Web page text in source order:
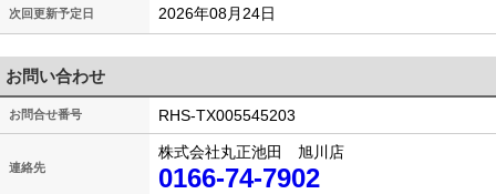
次回更新予定日 2026年08月24日
お問い合わせ
お問合せ番号 RHS-TX005545203
連絡先
株式会社丸正池田 旭川店
0166-74-7902